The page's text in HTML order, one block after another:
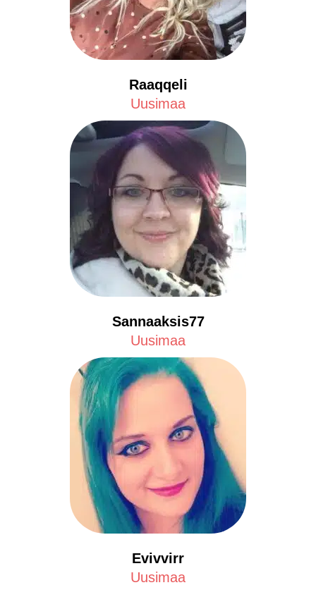
Raaqqeli
Uusimaa
Sannaaksis77
Uusimaa
Evivvirr
Uusimaa